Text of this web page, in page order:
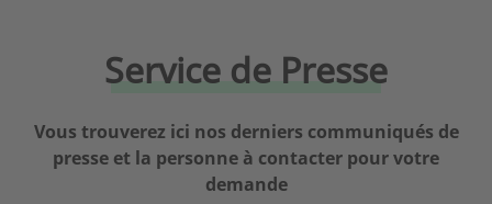
Service de Presse
Vous trouverez ici nos derniers communiqués de
presse et la personne à contacter pour votre
demande